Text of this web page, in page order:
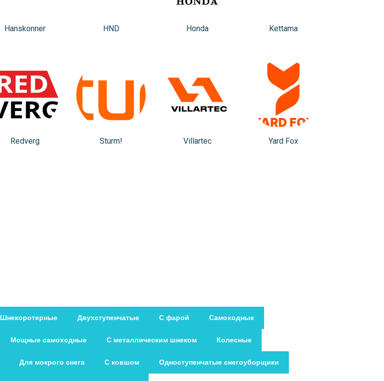
Hanskonner HND Honda Kettama
Redverg Sturm! Villartec Yard Fox
Шнекоротерные Двухступенчатые С фарой Самоходные
Мощные самоходные С металлическим шнеком Колесные
Для мокрого снега С ковшом Одноступенчатые снегоуборщики